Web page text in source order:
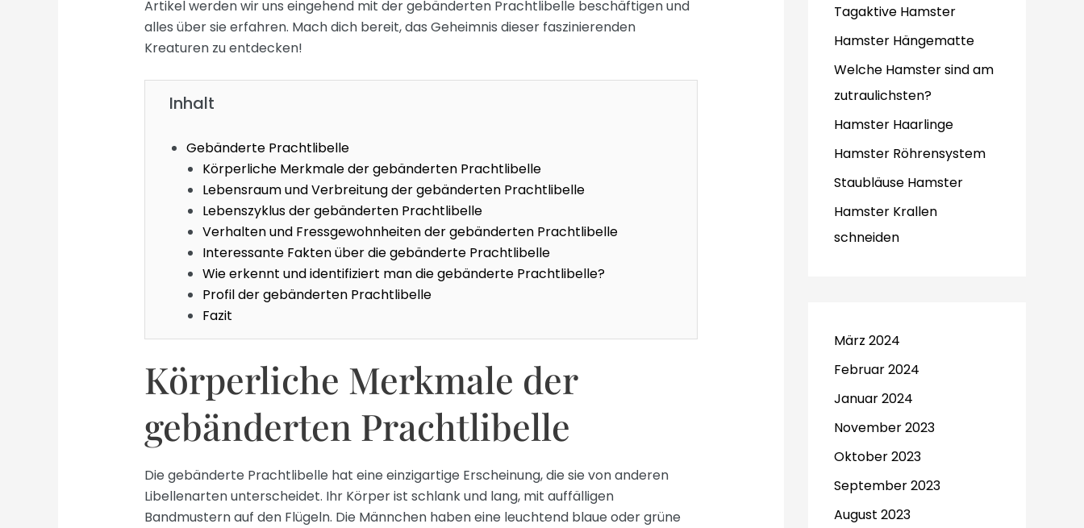
Artikel werden wir uns eingehend mit der gebänderten Prachtlibelle beschäftigen und
alles über sie erfahren. Mach dich bereit, das Geheimnis dieser faszinierenden
Kreaturen zu entdecken!
Inhalt
Gebänderte Prachtlibelle
Körperliche Merkmale der gebänderten Prachtlibelle
Lebensraum und Verbreitung der gebänderten Prachtlibelle
Lebenszyklus der gebänderten Prachtlibelle
Verhalten und Fressgewohnheiten der gebänderten Prachtlibelle
Interessante Fakten über die gebänderte Prachtlibelle
Wie erkennt und identifiziert man die gebänderte Prachtlibelle?
Profil der gebänderten Prachtlibelle
Fazit
Körperliche Merkmale der
gebänderten Prachtlibelle
Die gebänderte Prachtlibelle hat eine einzigartige Erscheinung, die sie von anderen
Libellenarten unterscheidet. Ihr Körper ist schlank und lang, mit auffälligen
Bandmustern auf den Flügeln. Die Männchen haben eine leuchtend blaue oder grüne
Tagaktive Hamster
Hamster Hängematte
Welche Hamster sind am
zutraulichsten?
Hamster Haarlinge
Hamster Röhrensystem
Staubläuse Hamster
Hamster Krallen
schneiden
März 2024
Februar 2024
Januar 2024
November 2023
Oktober 2023
September 2023
August 2023